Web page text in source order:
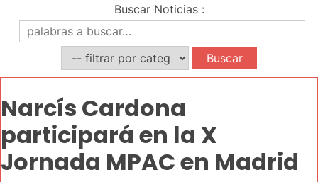
Buscar Noticias:
Narcís Cardona
participará en la X
Jornada MPAC en Madrid